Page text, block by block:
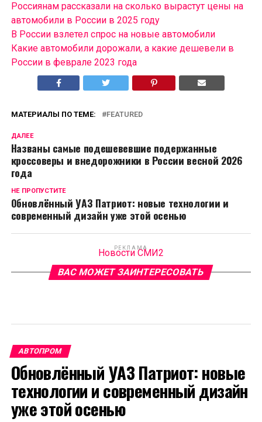
Россиянам рассказали на сколько вырастут цены на
автомобили в России в 2025 году
В России взлетел спрос на новые автомобили
Какие автомобили дорожали, а какие дешевели в
России в феврале 2023 года
МАТЕРИАЛЫ ПО ТЕМЕ: FEATURED
ДАЛЕЕ
Названы самые подешевевшие подержанные
кроссоверы и внедорожники в России весной 2026
года
НЕ ПРОПУСТИТЕ
Обновлённый УАЗ Патриот: новые технологии и
современный дизайн уже этой осенью
РЕКЛАМА
Новости СМИ2
ВАС МОЖЕТ ЗАИНТЕРЕСОВАТЬ
АВТОПРОМ
Обновлённый УАЗ Патриот: новые
технологии и современный дизайн
уже этой осенью